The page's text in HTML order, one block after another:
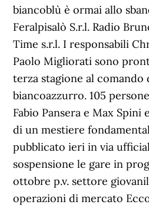
biancoblù è ormai allo
Feralpisalò S.r.l. Radio
Time s.r.l. I responsabili
Paolo Migliorati sono
terza stagione al
biancoazzurro. 105
Fabio Pansera e Max
di un mestiere
pubblicato ieri in via
sospensione le gare in
ottobre p.v. settore
operazioni di mercato